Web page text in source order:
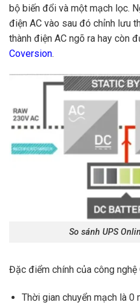
bộ biến đổi và một mạch lọc.
điện AC vào sau đó chỉnh lưu
thành điện AC ngõ ra hay còn
Coversion.
So sánh UPS
Đặc điểm chính của công nghệ
Thời gian chuyển mạch là 0